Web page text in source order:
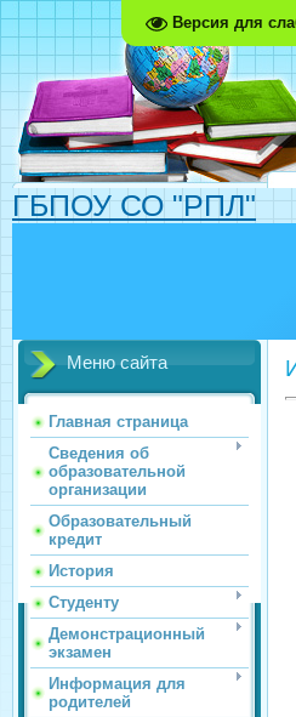
Версия для
ГБПОУ СО "РПЛ"
Меню сайта
Главная страница
Сведения об
образовательной
организации
Образовательный
кредит
История
Студенту
Демонстрационный
экзамен
Информация для
родителей